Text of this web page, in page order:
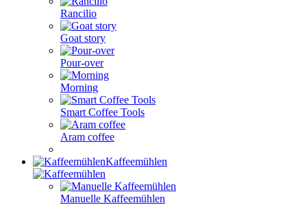
Rancilio
Goat story
Pour-over
Morning
Smart Coffee Tools
Aram coffee
Kaffeemühlen
Manuelle Kaffeemühlen